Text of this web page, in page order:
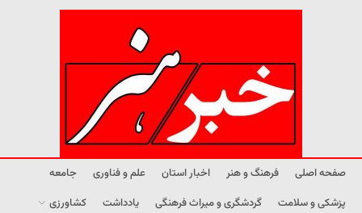
صفحه اصلی فرهنگ و هنر اخبار استان علم و فناوری
جامعه
پزشکی و سلامت
گردشگری و میراث فرهنگی یادداشت
کشاورزی